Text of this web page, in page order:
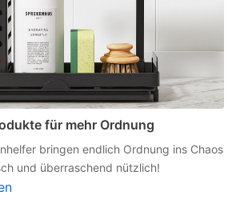
für mehr Ordnung
bringen endlich Ordnung ins Chaos
und überraschend nützlich!